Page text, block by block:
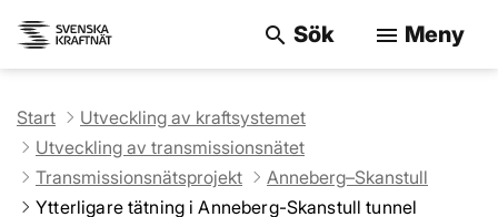
search Sök menu Meny
Start
Utveckling av kraftsystemet
Utveckling av transmissionsnätet
Transmissionsnätsprojekt
Anneberg–Skanstull
Ytterligare tätning i Anneberg-Skanstull tunnel